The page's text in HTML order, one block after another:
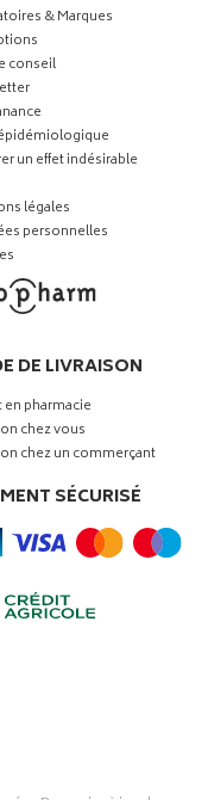
& Marques
conseil
un effet indésirable
légales
personnelles
DE LIVRAISON
en pharmacie
chez vous
chez un commerçant
SÉCURISÉ